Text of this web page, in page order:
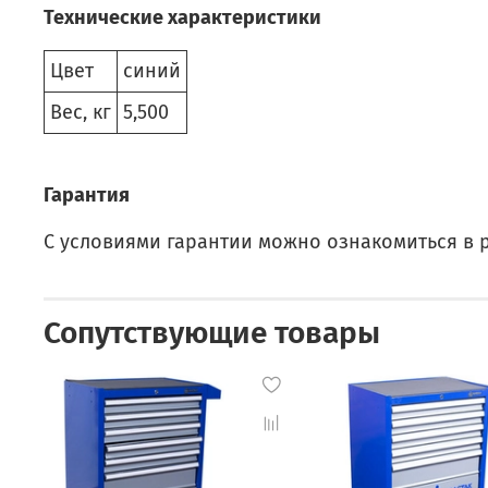
Технические характеристики
Цвет
синий
Вес, кг 5,500
Гарантия
С условиями гарантии можно ознакомиться в
Сопутствующие товары